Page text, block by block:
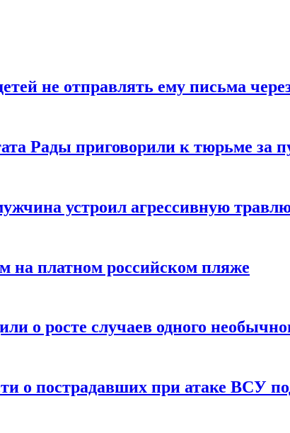
не отправлять ему письма
Рады приговорили к тюрьме за
устроил агрессивную
на платном российском пляже
о росте случаев одного
о пострадавших при атаке ВСУ